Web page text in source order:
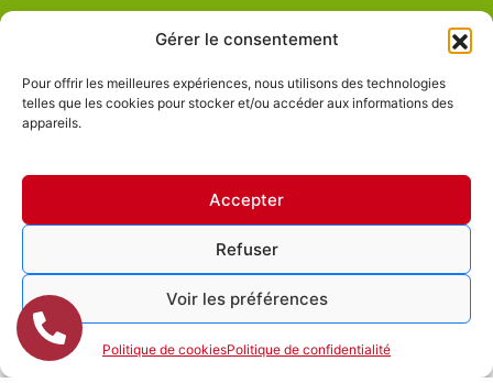
Gérer le consentement
Pour offrir les meilleures expériences, nous utilisons des technologies
telles que les cookies pour stocker et/ou accéder aux informations des
appareils.
Accepter
Refuser
Voir les préférences
Politique de cookiesPolitique de confidentialité
MINIBUS
AMBULANCE-TAXI ROUAUD
Mentions légales
Politique de confidentialité
Plan du site